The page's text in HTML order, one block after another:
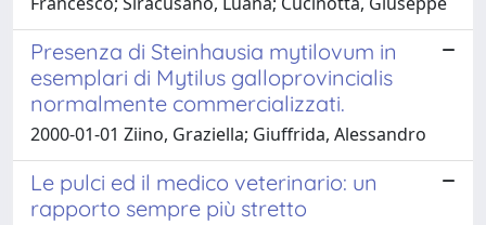
Presenza di Steinhausia mytilovum in
esemplari di Mytilus galloprovincialis
normalmente commercializzati.
2000-01-01 Ziino, Graziella; Giuffrida, Alessandro
Le pulci ed il medico veterinario: un
rapporto sempre più stretto